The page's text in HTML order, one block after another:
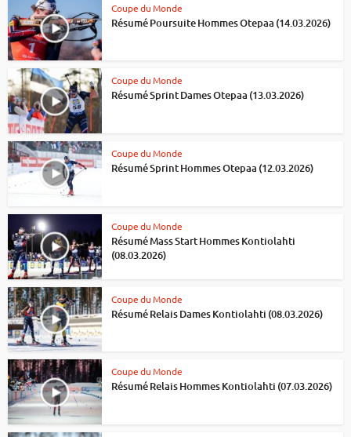
Coupe du Monde
Résumé Poursuite Hommes Otepaa (14.03.2026)
Coupe du Monde
Résumé Sprint Dames Otepaa (13.03.2026)
Coupe du Monde
Résumé Sprint Hommes Otepaa (12.03.2026)
Coupe du Monde
Résumé Mass Start Hommes Kontiolahti
(08.03.2026)
Coupe du Monde
Résumé Relais Dames Kontiolahti (08.03.2026)
Coupe du Monde
Résumé Relais Hommes Kontiolahti (07.03.2026)